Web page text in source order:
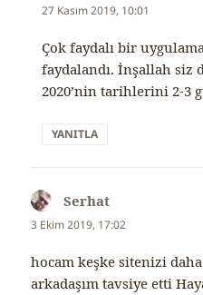
27 Kasım 2019, 10:01
Çok faydalı bir
faydalandı. İnşallah siz
2020’nin tarihlerini 2-3
YANITLA
Serhat
ki:
3 Ekim 2019, 17:02
hocam keşke sitenizi
arkadaşım tavsiye etti